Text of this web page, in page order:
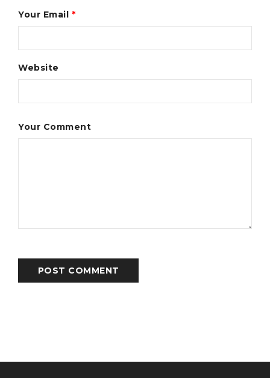
Your Email *
Website
Your Comment
POST COMMENT